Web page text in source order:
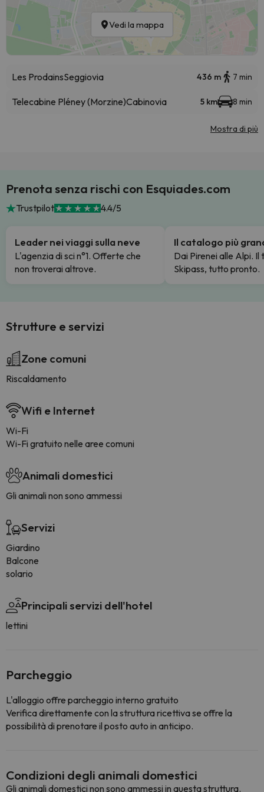
Vedi la mappa
Les ProdainsSeggiovia 436 m 7 min
Telecabine Pléney (Morzine)Cabinovia 5 km 8 min
Mostra di più
Prenota senza rischi con Esquiades.com
Trustpilot 4.4/5
Leader nei viaggi sulla neve
L'agenzia di sci n°1. Offerte che
non troverai altrove.
Il catalogo più
Dai Pirenei alle Alpi. Il
Skipass, tutto pronto.
Strutture e servizi
Zone comuni
Riscaldamento
Wifi e Internet
Wi-Fi
Wi-Fi gratuito nelle aree comuni
Animali domestici
Gli animali non sono ammessi
Servizi
Giardino
Balcone
solario
Principali servizi dell'hotel
lettini
Parcheggio
L'alloggio offre parcheggio interno gratuito
Verifica direttamente con la struttura ricettiva se offre la
possibilità di prenotare il posto auto in anticipo.
Condizioni degli animali domestici
Gli animali domestici non sono ammessi in questa struttura.